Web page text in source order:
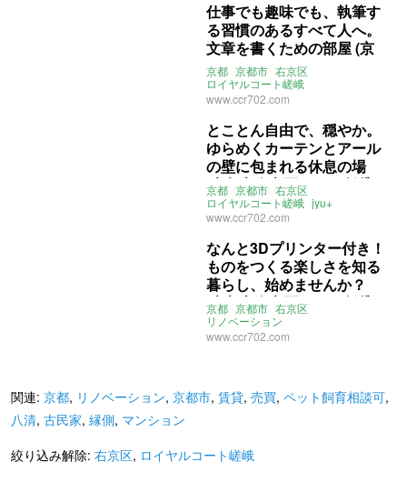
仕事でも趣味でも、執筆す
る習慣のあるすべて人へ。
文章を書くための部屋 (京
都市右京区51㎡の賃貸物
件)
京都 京都市 右京区
ロイヤルコート嵯峨
リノベーション
ウォークインクローゼット 1LDK
ペット飼育相談可 賃貸
www.ccr702.com
とことん自由で、穏やか。
ゆらめくカーテンとアール
の壁に包まれる休息の場
(京都市右京区46㎡の賃貸
物件)
京都 京都市 右京区
ロイヤルコート嵯峨 jyu+
リノベーション
ペット飼育相談可 賃貸
www.ccr702.com
なんと3Dプリンター付き！
ものをつくる楽しさを知る
暮らし、始めませんか？
(京都市右京区53㎡の賃貸
物件)
京都 京都市 右京区
リノベーション
ロイヤルコート嵯峨
3Dプリンター
ペット飼育相談可
www.ccr702.com
関連: 京都, リノベーション, 京都市, 賃貸, 売買, ペット飼育相談可,
八清, 古民家, 縁側, マンション
絞り込み解除: 右京区, ロイヤルコート嵯峨